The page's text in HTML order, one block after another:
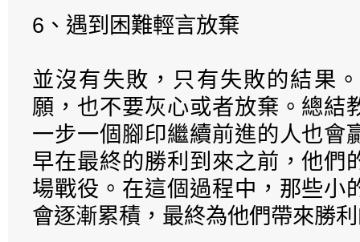
6、遇到困難輕言放棄
並沒有失敗，只有失敗的結果
願，也不要灰心或者放棄。總結
一步一個腳印繼續前進的人也會
早在最終的勝利到來之前，他們
場戰役。在這個過程中，那些小
會逐漸累積，最終為他們帶來勝